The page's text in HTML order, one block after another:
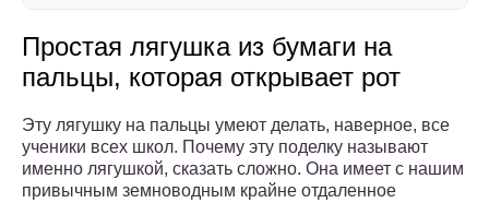
Простая лягушка из бумаги на
пальцы, которая открывает рот
Эту лягушку на пальцы умеют делать, наверное, все
ученики всех школ. Почему эту поделку называют
именно лягушкой, сказать сложно. Она имеет с нашим
привычным земноводным крайне отдаленное